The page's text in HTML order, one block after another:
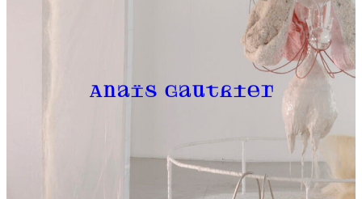
Anaïs Gauthier